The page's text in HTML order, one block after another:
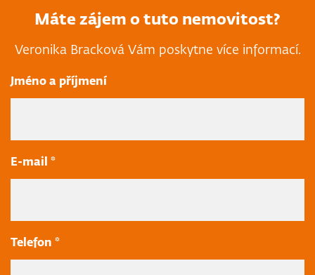
Máte zájem o tuto nemovitost?
Veronika Bracková Vám poskytne více informací.
Jméno a příjmení
E-mail *
Telefon *